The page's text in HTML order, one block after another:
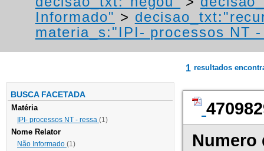
Informado" >
materia_s:"IPI- processos NT
BUSCA FACETADA
Matéria
IPI- processos NT - ressa (1)
Nome Relator
Não Informado (1)
1 resultados
Numero